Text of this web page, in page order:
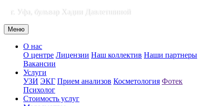
г. Уфа, бульвар Хадии Давлетшиной
Меню
О нас
О центре Лицензии Наш коллектив Наши партнеры
Вакансии
Услуги
УЗИ ЭКГ Прием анализов Косметология Фотек
Психолог
Стоимость услуг